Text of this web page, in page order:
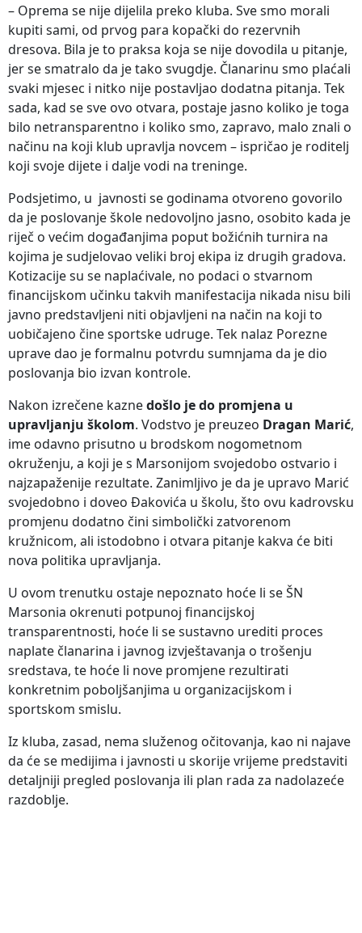
– Oprema se nije dijelila preko kluba. Sve smo morali
kupiti sami, od prvog para kopački do rezervnih
dresova. Bila je to praksa koja se nije dovodila u pitanje,
jer se smatralo da je tako svugdje. Članarinu smo plaćali
svaki mjesec i nitko nije postavljao dodatna pitanja. Tek
sada, kad se sve ovo otvara, postaje jasno koliko je toga
bilo netransparentno i koliko smo, zapravo, malo znali o
načinu na koji klub upravlja novcem – ispričao je roditelj
koji svoje dijete i dalje vodi na treninge.
Podsjetimo, u javnosti se godinama otvoreno govorilo
da je poslovanje škole nedovoljno jasno, osobito kada je
riječ o većim događanjima poput božićnih turnira na
kojima je sudjelovao veliki broj ekipa iz drugih gradova.
Kotizacije su se naplaćivale, no podaci o stvarnom
financijskom učinku takvih manifestacija nikada nisu bili
javno predstavljeni niti objavljeni na način na koji to
uobičajeno čine sportske udruge. Tek nalaz Porezne
uprave dao je formalnu potvrdu sumnjama da je dio
poslovanja bio izvan kontrole.
Nakon izrečene kaznedošlo je do promjena u
upravljanju školom. Vodstvo je preuzeo Dragan Marić,
ime odavno prisutno u brodskom nogometnom
okruženju, a koji je s Marsonijom svojedobo ostvario i
najzapaženije rezultate. Zanimljivo je da je upravo Marić
svojedobno i doveo Đakovića u školu, što ovu kadrovsku
promjenu dodatno čini simbolički zatvorenom
kružnicom, ali istodobno i otvara pitanje kakva će biti
nova politika upravljanja.
U ovom trenutku ostaje nepoznato hoće li se ŠN
Marsonia okrenuti potpunoj financijskoj
transparentnosti, hoće li se sustavno urediti proces
naplate članarina i javnog izvještavanja o trošenju
sredstava, te hoće li nove promjene rezultirati
konkretnim poboljšanjima u organizacijskom i
sportskom smislu.
Iz kluba, zasad, nema služenog očitovanja, kao ni najave
da će se medijima i javnosti u skorije vrijeme predstaviti
detaljniji pregled poslovanja ili plan rada za nadolazeće
razdoblje.